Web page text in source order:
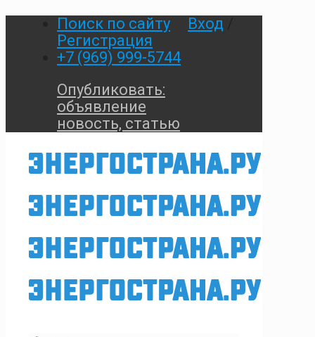
Поиск по сайту Вход
Регистрация
+7 (969) 999-5744
Опубликовать:
объявление
новость, статью